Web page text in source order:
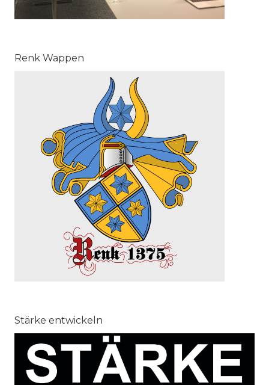
Renk Wappen
Stärke entwickeln